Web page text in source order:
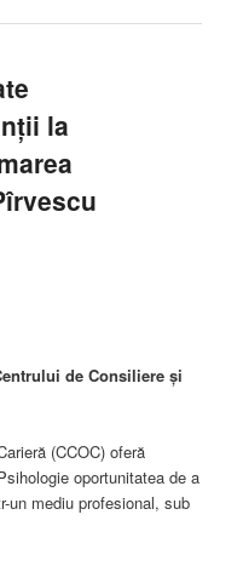
la
de Consiliere și
(CCOC) oferă
oportunitatea de a
un mediu profesional, sub